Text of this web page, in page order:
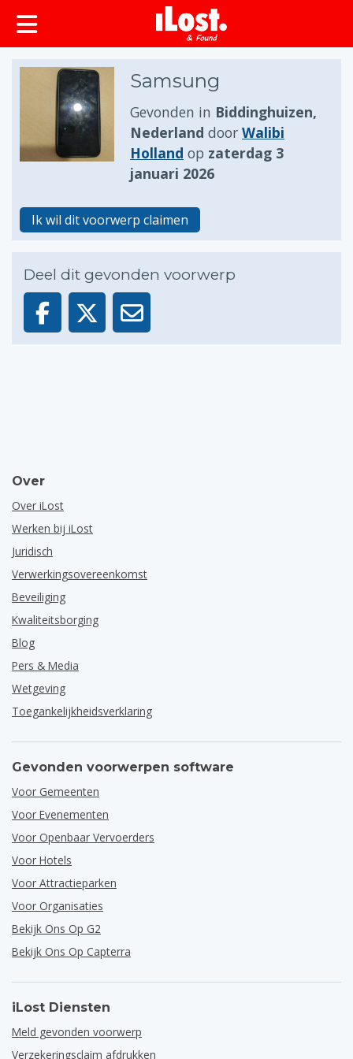
Samsung
Gevonden in Biddinghuizen,
Nederland door Walibi
Holland op zaterdag 3
januari 2026
Ik wil dit voorwerp claimen
Deel dit gevonden voorwerp
Over
Over iLost
Werken bij iLost
Juridisch
Verwerkingsovereenkomst
Beveiliging
Kwaliteitsborging
Blog
Pers & Media
Wetgeving
Toegankelijkheidsverklaring
Gevonden voorwerpen software
Voor Gemeenten
Voor Evenementen
Voor Openbaar Vervoerders
Voor Hotels
Voor Attractieparken
Voor Organisaties
Bekijk Ons Op G2
Bekijk Ons Op Capterra
iLost Diensten
Meld gevonden voorwerp
Verzekeringsclaim afdrukken